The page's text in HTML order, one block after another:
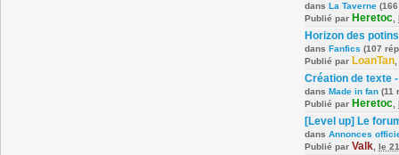
dans La Taverne
Publié par Heretoc
Horizon des potins
dans Fanfics (107
Publié par LoanTan
Création de texte
dans Made in fan (11
Publié par Heretoc
[Level up] Le
dans Annonces
Publié par Valk le